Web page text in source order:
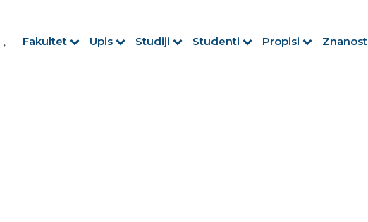
Fakultet Upis Studiji Studenti Propisi Znanost